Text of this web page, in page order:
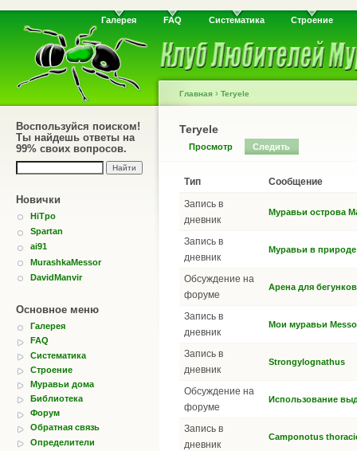
Галерея FAQ Систематика Строение
Воспользуйся поиском!
Ты найдешь ответы на
99% своих вопросов.
Новички
HiTpo
Spartan
ai91
MurashkaMessor
DavidManvir
Основное меню
Галерея
FAQ
Систематика
Строение
Муравьи дома
Библиотека
Форум
Обратная связь
Определители
Главная › Teryele
Teryele
Просмотр Следить
Тип
Сообщение
Запись в
дневник
Муравьи острова
Запись в
дневник
Муравьи в природе
Обсуждение на
форуме
Арена для бегунков
Запись в
дневник
Мои муравьи
Запись в
дневник
Strongylognathus
Обсуждение на
форуме
Использование
Запись в
дневник
Camponotus